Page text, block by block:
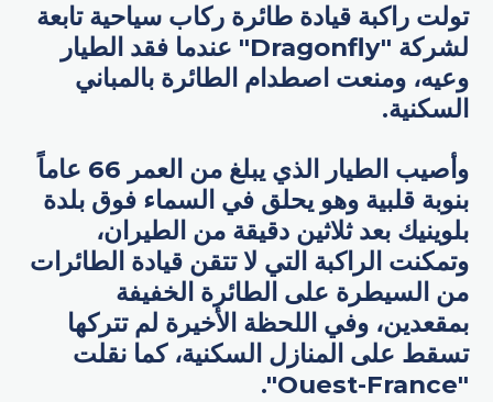
تولت راكبة قيادة طائرة ركاب سياحية تابعة
لشركة "Dragonfly" عندما فقد الطيار
وعيه، ومنعت اصطدام الطائرة بالمباني
السكنية.
وأصيب الطيار الذي يبلغ من العمر 66 عاماً
بنوبة قلبية وهو يحلق في السماء فوق بلدة
بلوينيك بعد ثلاثين دقيقة من الطيران،
وتمكنت الراكبة التي لا تتقن قيادة الطائرات
من السيطرة على الطائرة الخفيفة
بمقعدين، وفي اللحظة الأخيرة لم تتركها
تسقط على المنازل السكنية، كما نقلت
"Ouest-France".